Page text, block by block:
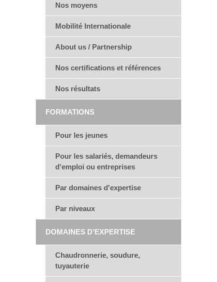
Nos moyens
Mobilité Internationale
About us / Partnership
Nos certifications et références
Nos résultats
FORMATIONS
Pour les jeunes
Pour les salariés, demandeurs
d'emploi ou entreprises
Par domaines d'expertise
Par niveaux
DOMAINES D'EXPERTISE
Chaudronnerie, soudure,
tuyauterie